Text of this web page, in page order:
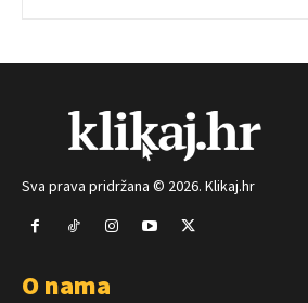
Sva prava pridržana © 2026. Klikaj.hr
O nama